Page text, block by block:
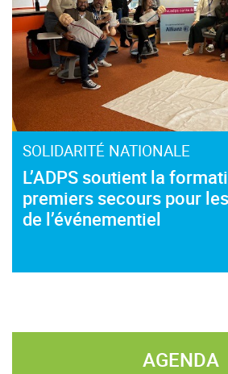
SOLIDARITÉ NATIONALE
L’ADPS soutient la
premiers secours pour
de l’événementiel
AGENDA